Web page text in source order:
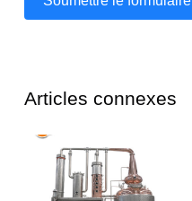
Articles connexes